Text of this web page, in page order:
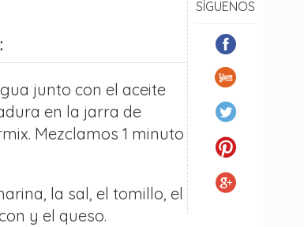
SÍGUENOS
junto con el aceite
en la jarra de
Mezclamos 1 minuto
la sal, el tomillo, el
y el queso.